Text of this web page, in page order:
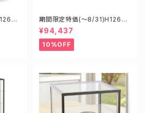
新
ーケ
期間限定特価(～8/31)H12600
S W1200D600H900mm 新
型業務用ガラスケース ショーケ
ース
¥94,437
10%OFF